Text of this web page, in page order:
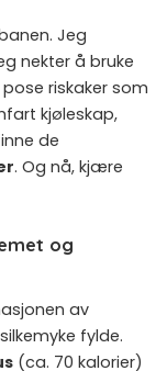
Jeg
nekter å bruke
riskaker som
kjøleskap,
de
. Og nå, kjære
og
av
fylde.
(ca. 70 kalorier)